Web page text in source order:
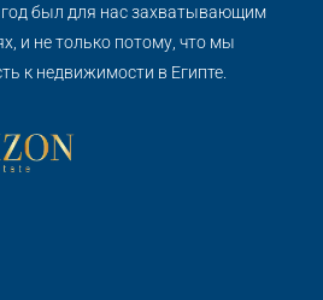
был для нас захватывающим
и не только потому, что мы
к недвижимости в Египте.